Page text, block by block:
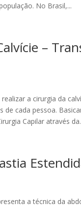
No Brasil,...
–
a cirurgia da
de cada pessoa.
Capilar através
a técnica da